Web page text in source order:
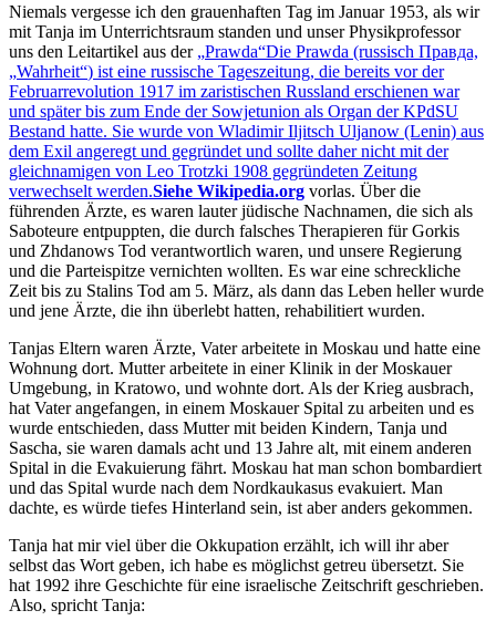
Niemals vergesse ich den grauenhaften Tag im Januar 1953, als wir
mit Tanja im Unterrichtsraum standen und unser Physikprofessor
uns den Leitartikel aus der Prawda Die Prawda (russisch Правда,
Wahrheit ) ist eine russische Tageszeitung, die bereits vor der
Februarrevolution 1917 im zaristischen Russland erschienen war
und später bis zum Ende der Sowjetunion als Organ der KPdSU
Bestand hatte. Sie wurde von Wladimir Iljitsch Uljanow (Lenin) aus
dem Exil angeregt und gegründet und sollte daher nicht mit der
gleichnamigen von Leo Trotzki 1908 gegründeten Zeitung
verwechselt werden.Siehe Wikipedia.org vorlas. Über die
führenden Ärzte, es waren lauter jüdische Nachnamen, die sich als
Saboteure entpuppten, die durch falsches Therapieren für Gorkis
und Zhdanows Tod verantwortlich waren, und unsere Regierung
und die Parteispitze vernichten wollten. Es war eine schreckliche
Zeit bis zu Stalins Tod am 5. März, als dann das Leben heller wurde
und jene Ärzte, die ihn überlebt hatten, rehabilitiert wurden.
Tanjas Eltern waren Ärzte, Vater arbeitete in Moskau und hatte eine
Wohnung dort. Mutter arbeitete in einer Klinik in der Moskauer
Umgebung, in Kratowo, und wohnte dort. Als der Krieg ausbrach,
hat Vater angefangen, in einem Moskauer Spital zu arbeiten und es
wurde entschieden, dass Mutter mit beiden Kindern, Tanja und
Sascha, sie waren damals acht und 13 Jahre alt, mit einem anderen
Spital in die Evakuierung fährt. Moskau hat man schon bombardiert
und das Spital wurde nach dem Nordkaukasus evakuiert. Man
dachte, es würde tiefes Hinterland sein, ist aber anders gekommen.
Tanja hat mir viel über die Okkupation erzählt, ich will ihr aber
selbst das Wort geben, ich habe es möglichst getreu übersetzt. Sie
hat 1992 ihre Geschichte für eine israelische Zeitschrift geschrieben.
Also, spricht Tanja: